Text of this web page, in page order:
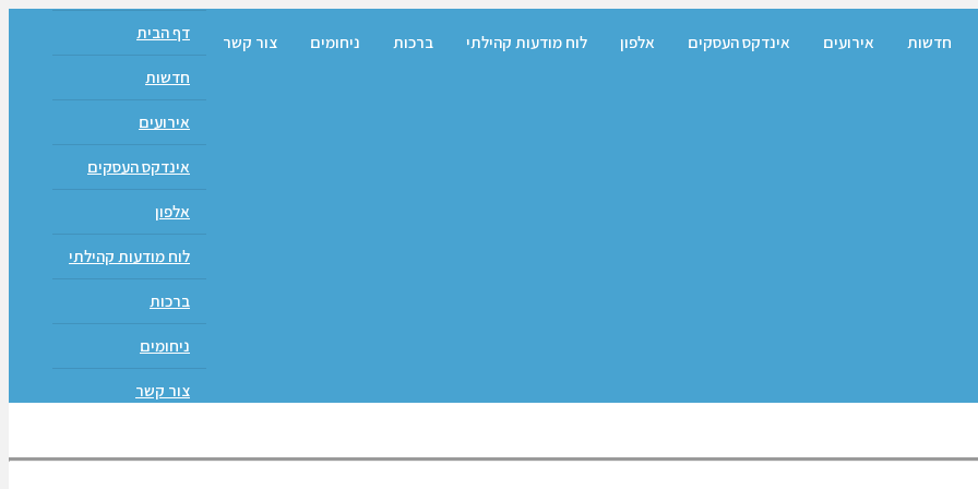
חדשות אירועים אינדקס העסקים אלפון לוח מודעות קהילתי ברכות ניחומים צור קשר דף הבית
חדשות
אירועים
אינדקס העסקים
אלפון
לוח מודעות קהילתי
ברכות
ניחומים
צור קשר